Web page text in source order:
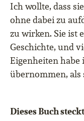
Ich wollte, dass
ohne dabei zu
zu wirken. Sie ist
Geschichte, und
Eigenheiten
übernommen, als
Dieses Buch